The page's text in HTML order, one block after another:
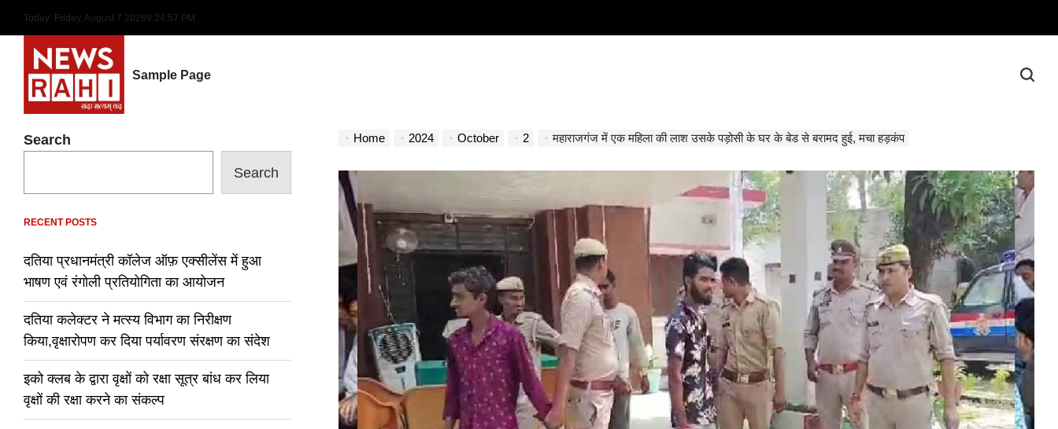
content
Today: Friday, August 7 20269:24:58 PM
Sample Page
Home 2024 October 2 महाराजगंज में एक महिला की लाश उसके पड़ोसी के घर के बेड से बरामद हुई, मचा हड़कंप
Search
Search
RECENT POSTS
दतिया प्रधानमंत्री कॉलेज ऑफ़ एक्सीलेंस में हुआ
भाषण एवं रंगोली प्रतियोगिता का आयोजन
दतिया कलेक्टर ने मत्स्य विभाग का निरीक्षण
किया,वृक्षारोपण कर दिया पर्यावरण संरक्षण का संदेश
इको क्लब के द्वारा वृक्षों को रक्षा सूत्र बांध कर लिया
वृक्षों की रक्षा करने का संकल्प